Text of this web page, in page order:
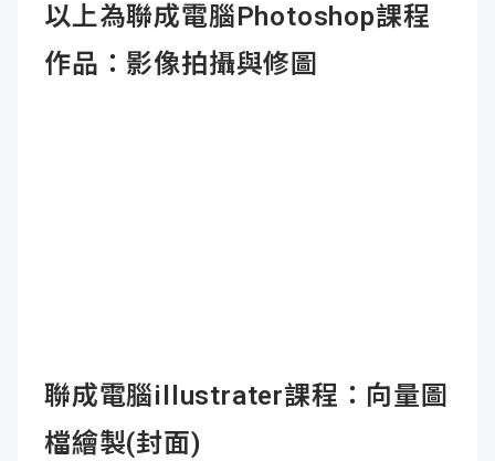
以上為聯成電腦Photoshop課程
作品：影像拍攝與修圖
聯成電腦illustrater課程：向量圖
檔繪製(封面)